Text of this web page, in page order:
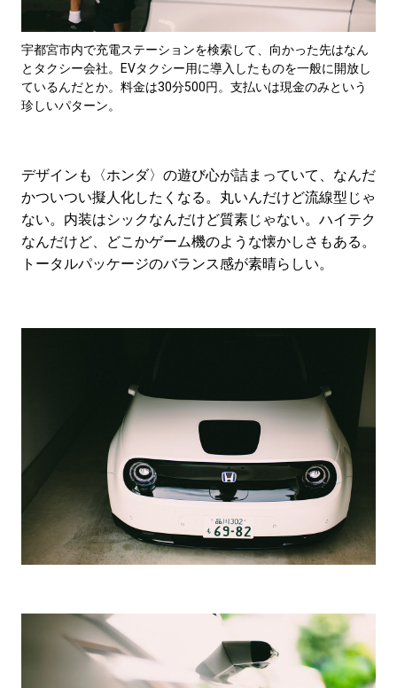
宇都宮市内で充電ステーションを検索して、向かった先はなん
とタクシー会社。EVタクシー用に導入したものを一般に開放し
ているんだとか。料金は30分500円。支払いは現金のみという
珍しいパターン。
デザインも〈ホンダ〉の遊び心が詰まっていて、なんだ
かついつい擬人化したくなる。丸いんだけど流線型じゃ
ない。内装はシックなんだけど質素じゃない。ハイテク
なんだけど、どこかゲーム機のような懐かしさもある。
トータルパッケージのバランス感が素晴らしい。